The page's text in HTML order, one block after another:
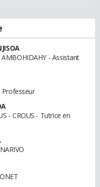
- Assistant
- CROUS - Tutrice en